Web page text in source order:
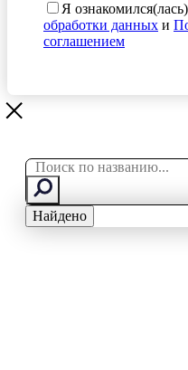
Я
обработки данных и
соглашением
Search
Найдено